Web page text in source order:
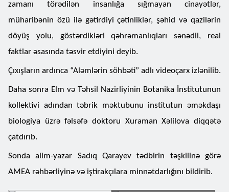
zamanı törədilən insanlığa sığmayan cinayətlər,
müharibənin özü ilə gətirdiyi çətinliklər, şəhid və qazilərin
döyüş yolu, göstərdikləri qəhrəmanlıqları sənədli, real
faktlar əsasında təsvir etdiyini deyib.
Çıxışların ardınca “Aləmlərin söhbəti” adlı videoçarx izlənilib.
Daha sonra Elm və Təhsil Nazirliyinin Botanika İnstitutunun
kollektivi adından təbrik məktubunu institutun əməkdaşı
biologiya üzrə fəlsəfə doktoru Xuraman Xəlilova diqqətə
çatdırıb.
Sonda alim-yazar Sadıq Qarayev tədbirin təşkilinə görə
AMEA rəhbərliyinə və iştirakçılara minnətdarlığını bildirib.